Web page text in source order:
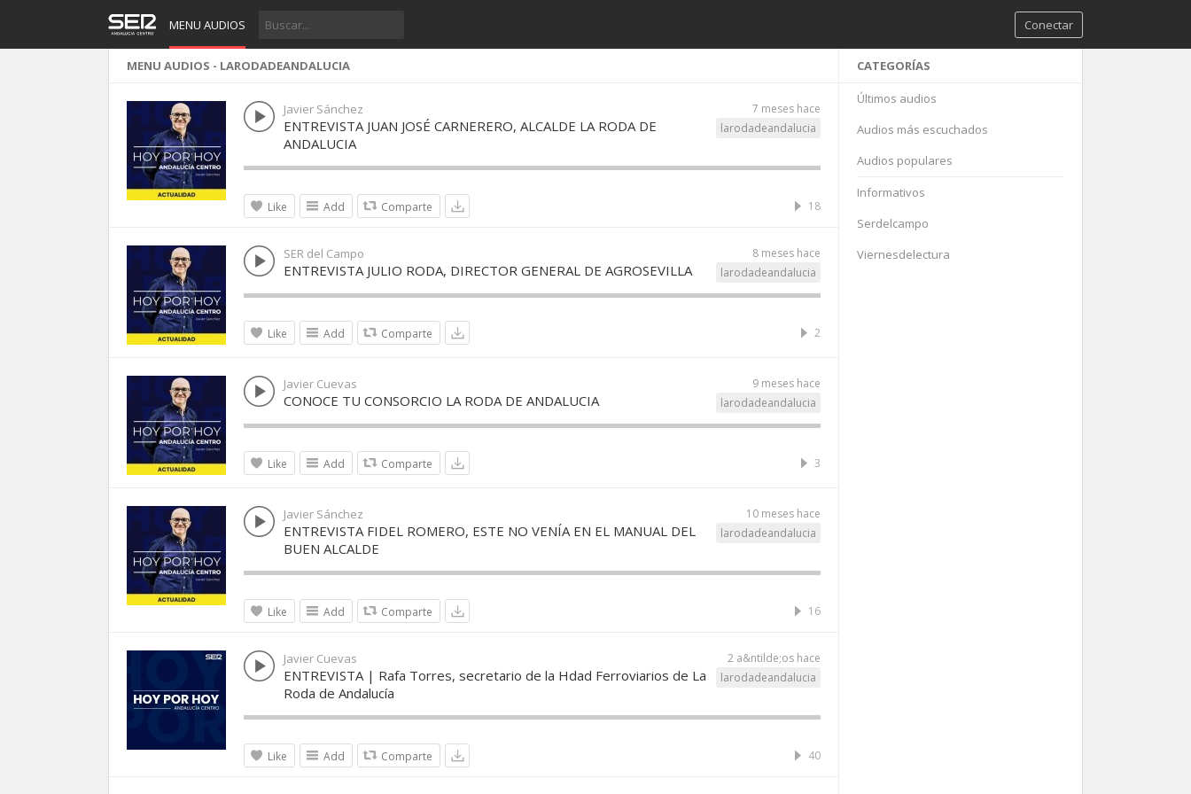
MENU AUDIOS Conectar
MENU AUDIOS - LARODADEANDALUCIA
7 meses hace
Javier Sánchez
larodadeandalucia
ENTREVISTA JUAN JOSÉ CARNERERO, ALCALDE LA RODA DE
ANDALUCIA
Like Add Comparte 18
8 meses hace
SER del Campo
larodadeandalucia
ENTREVISTA JULIO RODA, DIRECTOR GENERAL DE AGROSEVILLA
Like Add Comparte 2
9 meses hace
Javier Cuevas
larodadeandalucia
CONOCE TU CONSORCIO LA RODA DE ANDALUCIA
Like Add Comparte 3
10 meses hace
Javier Sánchez
larodadeandalucia
ENTREVISTA FIDEL ROMERO, ESTE NO VENÍA EN EL MANUAL DEL
BUEN ALCALDE
Like Add Comparte 16
2 a&ntilde;os hace
Javier Cuevas
larodadeandalucia
ENTREVISTA | Rafa Torres, secretario de la Hdad Ferroviarios de La
Roda de Andalucía
Like Add Comparte 40
CATEGORÍAS
Últimos audios
Audios más escuchados
Audios populares
Informativos
Serdelcampo
Viernesdelectura